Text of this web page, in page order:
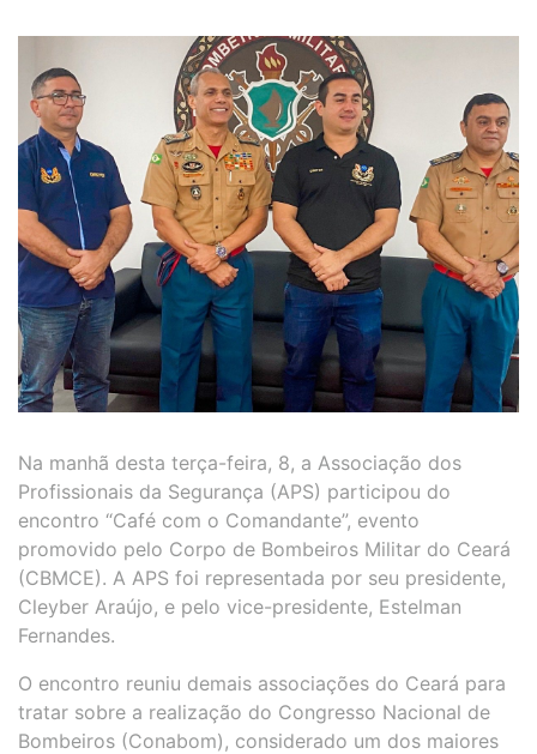
Na manhã desta terça-feira, 8, a Associação dos
Profissionais da Segurança (APS) participou do
encontro “Café com o Comandante”, evento
promovido pelo Corpo de Bombeiros Militar do Ceará
(CBMCE). A APS foi representada por seu presidente,
Cleyber Araújo, e pelo vice-presidente, Estelman
Fernandes.
O encontro reuniu demais associações do Ceará para
tratar sobre a realização do Congresso Nacional de
Bombeiros (Conabom), considerado um dos maiores